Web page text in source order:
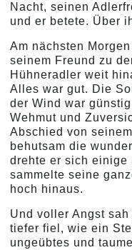
Nacht, seinen
und er betete. Über
Am nächsten
seinem Freund zu
Hühneradler weit
Alles war gut. Die
der Wind war
Wehmut und
Abschied von
behutsam die
drehte er sich einige
sammelte seine
hoch hinaus.
Und voller Angst
tiefer fiel, wie ein
ungeübtes und